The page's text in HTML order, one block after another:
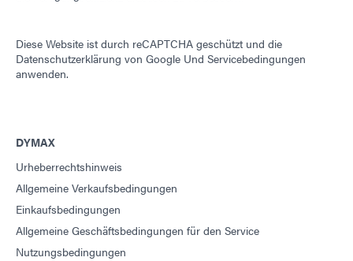
Diese Website ist durch reCAPTCHA geschützt und die
Datenschutzerklärung von Google Und Servicebedingungen
anwenden.
DYMAX
Urheberrechtshinweis
Allgemeine Verkaufsbedingungen
Einkaufsbedingungen
Allgemeine Geschäftsbedingungen für den Service
Nutzungsbedingungen